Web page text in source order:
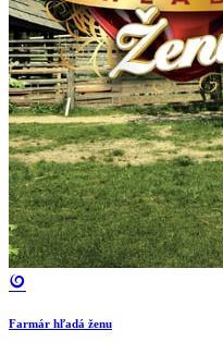
Farmár hľadá ženu